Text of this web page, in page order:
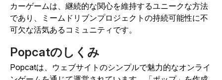
カーゲームは、継続的な関心を維持するユニークな方法
であり、ミームドリブンプロジェクトの持続可能性に不
可欠な活気あるコミュニティです。
Popcatのしくみ
Popcatは、ウェブサイトのシンプルで魅力的なオンライ